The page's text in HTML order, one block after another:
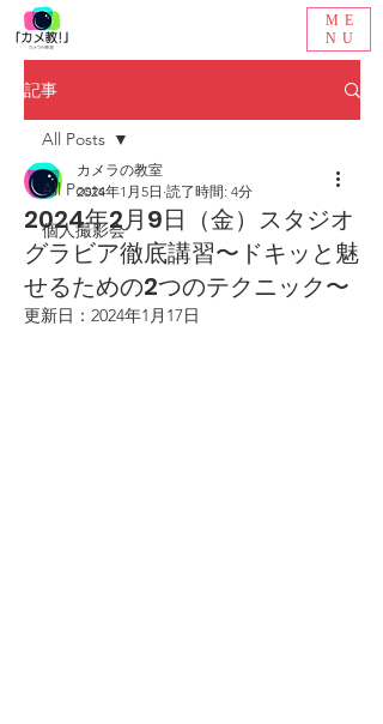
ME
NU
記事
All Posts
個人撮影会
All Posts
2024年2月9日（金）スタジオ
グラビア徹底講習〜ドキッと魅
せるための2つのテクニック〜
カメラの教室
2024年1月5日 読了時間: 4分
更新日： 2024年1月17日